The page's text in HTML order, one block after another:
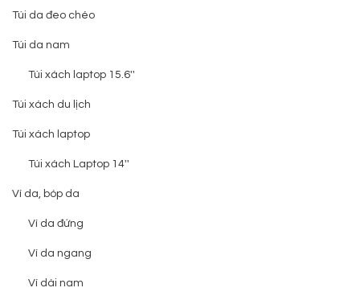
Túi da đeo chéo
Túi da nam
Túi xách laptop 15.6''
Túi xách du lịch
Túi xách laptop
Túi xách Laptop 14''
Ví da, bóp da
Ví da đứng
Ví da ngang
Ví dài nam